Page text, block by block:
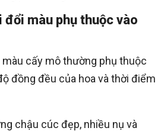
đổi màu phụ thuộc vào
cấy mô thường phụ thuộc
đồng đều của hoa và thời điểm
chậu cúc đẹp, nhiều nụ và